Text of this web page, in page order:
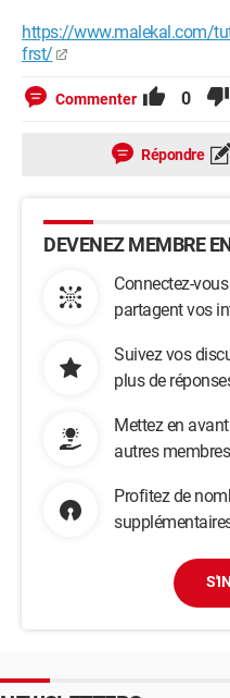
https://www.malekal.com/
frst/
Commenter 0
Répondre
DEVENEZ MEMBRE
Connectez-
partagent vos
Suivez vos
plus de
Mettez en
autres membres
Profitez de